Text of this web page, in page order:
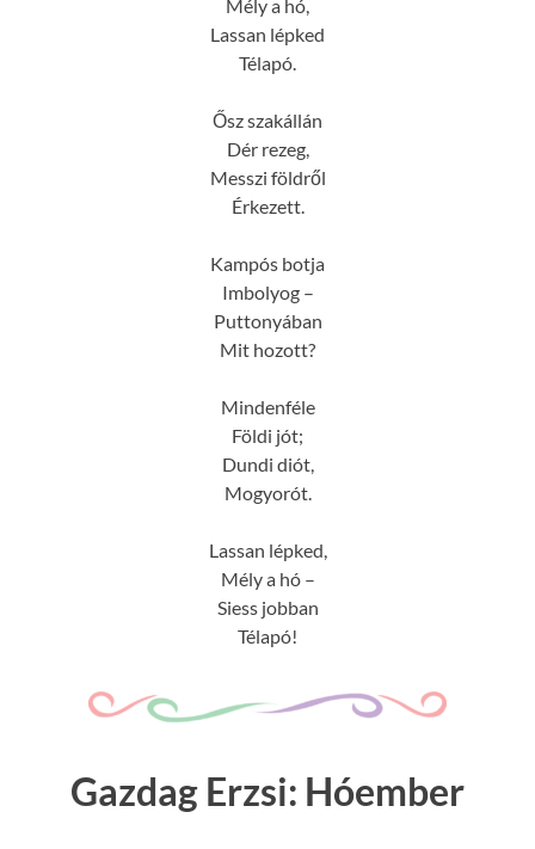
Mély a hó,
Lassan lépked
Télapó.
Ősz szakállán
Dér rezeg,
Messzi földről
Érkezett.
Kampós botja
Imbolyog –
Puttonyában
Mit hozott?
Mindenféle
Földi jót;
Dundi diót,
Mogyorót.
Lassan lépked,
Mély a hó –
Siess jobban
Télapó!
Gazdag Erzsi: Hóember